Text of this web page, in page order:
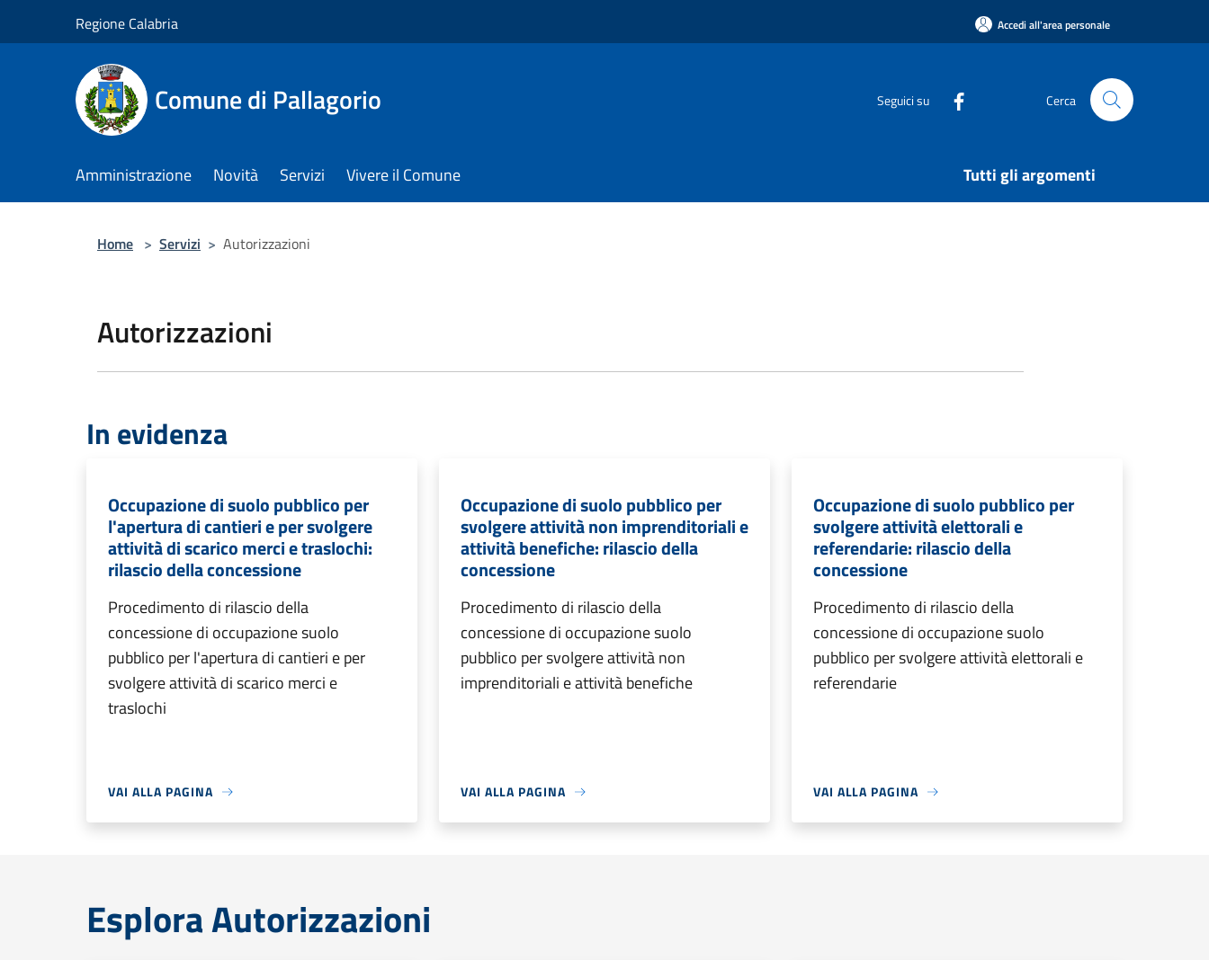
Regione Calabria Accedi all'area personale
Comune di Pallagorio Seguici su Cerca
Amministrazione Novità Servizi Vivere il Comune Tutti gli argomenti
Home > Servizi > Autorizzazioni
Autorizzazioni
In evidenza
Occupazione di suolo pubblico per
l'apertura di cantieri e per svolgere
attività di scarico merci e traslochi:
rilascio della concessione
Procedimento di rilascio della
concessione di occupazione suolo
pubblico per l'apertura di cantieri e per
svolgere attività di scarico merci e
traslochi
VAI ALLA PAGINA
Occupazione di suolo pubblico per
svolgere attività non imprenditoriali e
attività benefiche: rilascio della
concessione
Procedimento di rilascio della
concessione di occupazione suolo
pubblico per svolgere attività non
imprenditoriali e attività benefiche
VAI ALLA PAGINA
Occupazione di suolo pubblico per
svolgere attività elettorali e
referendarie: rilascio della
concessione
Procedimento di rilascio della
concessione di occupazione suolo
pubblico per svolgere attività elettorali e
referendarie
VAI ALLA PAGINA
Esplora Autorizzazioni